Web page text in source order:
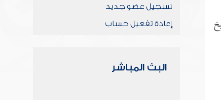
تسجيل عضو جديد
إعادة تفعيل حساب
البث المباشر